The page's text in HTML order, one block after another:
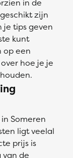
in de
zijn
je tips geven
kunt
op een
hoe je je
Someren
ligt veelal
prijs is
van de